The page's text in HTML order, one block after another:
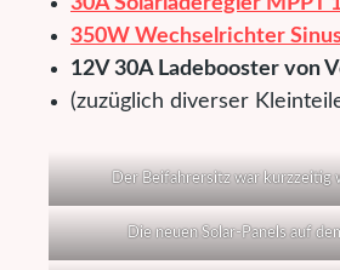
350W Wechselrichter
12V 30A Ladebooster von
(zuzüglich diverser
Der Beifahrersitz war kurzzeitig
Die neuen Solar-Panels auf